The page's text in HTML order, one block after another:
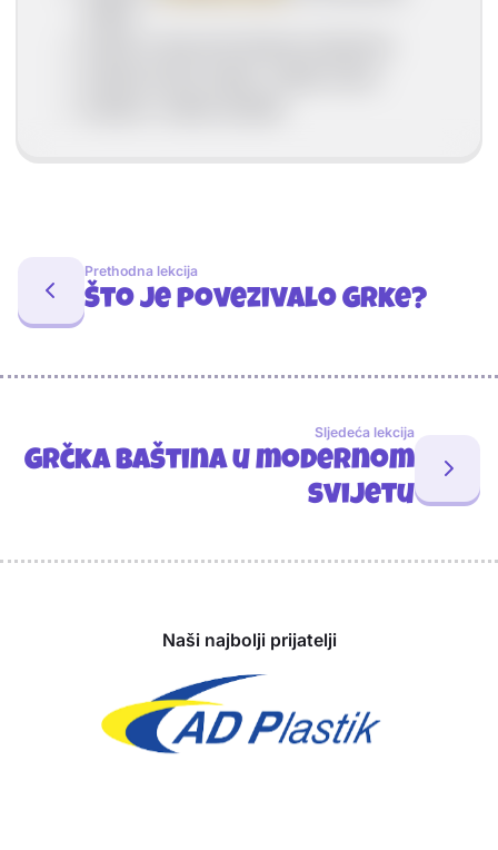
Prethodna lekcija
Što je povezivalo Grke?
Sljedeća lekcija
Grčka baština u modernom
svijetu
Naši najbolji prijatelji